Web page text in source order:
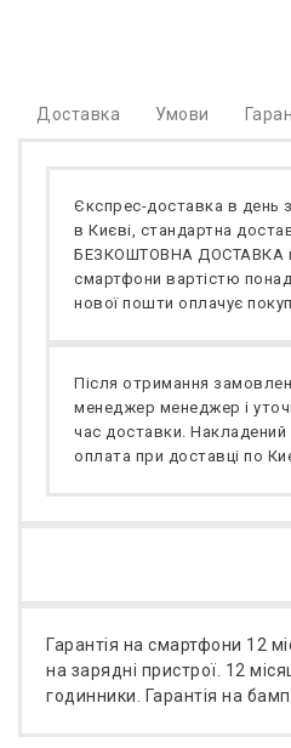
Доставка Умови
Єкспрес-доставка в день
в Києві, стандартна
БЕЗКОШТОВНА ДОСТАВКА
смартфони вартістю
нової пошти оплачує
Після отримання
менеджер менеджер і
час доставки. Накладений
оплата при доставці по
Гарантія на смартфони 12
на зарядні пристрої. 12
годинники. Гарантія на